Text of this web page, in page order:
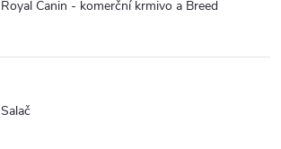
Royal Canin - komerční krmivo a Breed
Salač